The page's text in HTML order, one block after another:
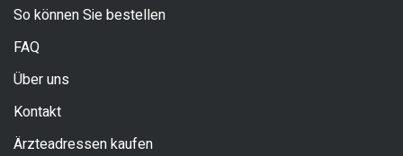
So können Sie bestellen
FAQ
Über uns
Kontakt
Ärzteadressen kaufen